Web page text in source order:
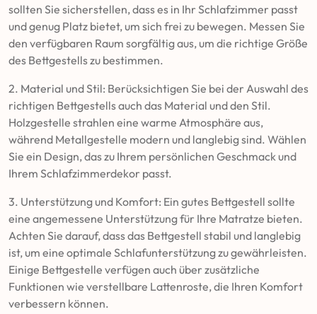
sollten Sie sicherstellen, dass es in Ihr Schlafzimmer passt
und genug Platz bietet, um sich frei zu bewegen. Messen Sie
den verfügbaren Raum sorgfältig aus, um die richtige Größe
des Bettgestells zu bestimmen.
2. Material und Stil: Berücksichtigen Sie bei der Auswahl des
richtigen Bettgestells auch das Material und den Stil.
Holzgestelle strahlen eine warme Atmosphäre aus,
während Metallgestelle modern und langlebig sind. Wählen
Sie ein Design, das zu Ihrem persönlichen Geschmack und
Ihrem Schlafzimmerdekor passt.
3. Unterstützung und Komfort: Ein gutes Bettgestell sollte
eine angemessene Unterstützung für Ihre Matratze bieten.
Achten Sie darauf, dass das Bettgestell stabil und langlebig
ist, um eine optimale Schlafunterstützung zu gewährleisten.
Einige Bettgestelle verfügen auch über zusätzliche
Funktionen wie verstellbare Lattenroste, die Ihren Komfort
verbessern können.